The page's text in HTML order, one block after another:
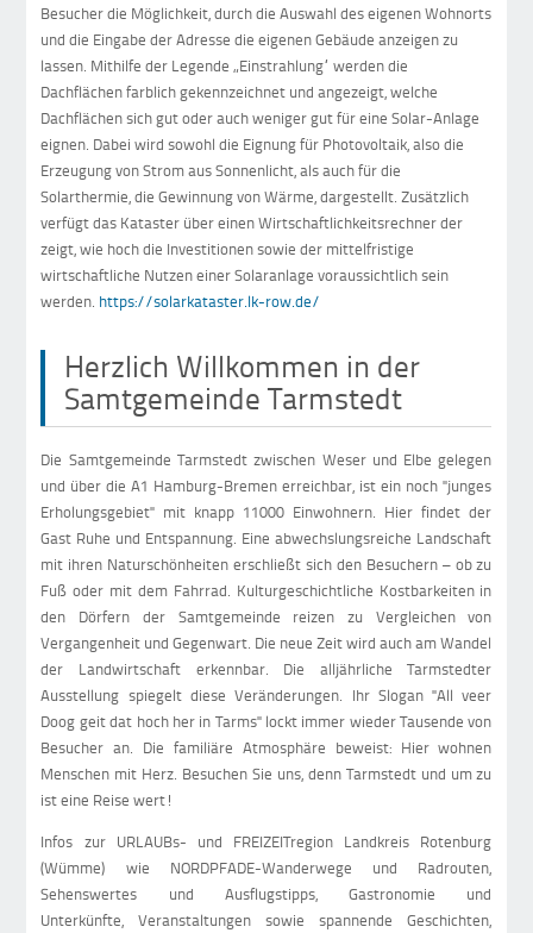
Besucher die Möglichkeit, durch die Auswahl des eigenen Wohnorts
und die Eingabe der Adresse die eigenen Gebäude anzeigen zu
lassen. Mithilfe der Legende „Einstrahlung“ werden die
Dachflächen farblich gekennzeichnet und angezeigt, welche
Dachflächen sich gut oder auch weniger gut für eine Solar-Anlage
eignen. Dabei wird sowohl die Eignung für Photovoltaik, also die
Erzeugung von Strom aus Sonnenlicht, als auch für die
Solarthermie, die Gewinnung von Wärme, dargestellt. Zusätzlich
verfügt das Kataster über einen Wirtschaftlichkeitsrechner der
zeigt, wie hoch die Investitionen sowie der mittelfristige
wirtschaftliche Nutzen einer Solaranlage voraussichtlich sein
werden. https://solarkataster.lk-row.de/
Herzlich Willkommen in der
Samtgemeinde Tarmstedt
Die Samtgemeinde Tarmstedt zwischen Weser und Elbe gelegen
und über die A1 Hamburg-Bremen erreichbar, ist ein noch "junges
Erholungsgebiet" mit knapp 11000 Einwohnern. Hier findet der
Gast Ruhe und Entspannung. Eine abwechslungsreiche Landschaft
mit ihren Naturschönheiten erschließt sich den Besuchern – ob zu
Fuß oder mit dem Fahrrad. Kulturgeschichtliche Kostbarkeiten in
den Dörfern der Samtgemeinde reizen zu Vergleichen von
Vergangenheit und Gegenwart. Die neue Zeit wird auch am Wandel
der Landwirtschaft erkennbar. Die alljährliche Tarmstedter
Ausstellung spiegelt diese Veränderungen. Ihr Slogan "All veer
Doog geit dat hoch her in Tarms" lockt immer wieder Tausende von
Besucher an. Die familiäre Atmosphäre beweist: Hier wohnen
Menschen mit Herz. Besuchen Sie uns, denn Tarmstedt und um zu
ist eine Reise wert!
Infos zur URLAUBs- und FREIZEITregion Landkreis Rotenburg
(Wümme) wie NORDPFADE-Wanderwege und Radrouten,
Sehenswertes und Ausflugstipps, Gastronomie und
Unterkünfte, Veranstaltungen sowie spannende Geschichten,